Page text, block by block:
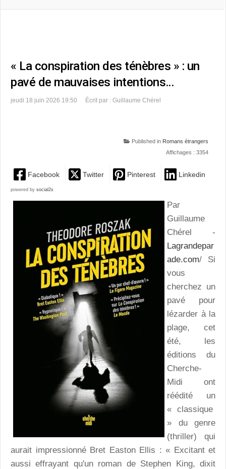
« La conspiration des ténèbres » : un
pavé de mauvaises intentions…
jeudi 18 juin 2026 19:50 Écrit par : Guillaume Chérel
Published in Romans étrangers
Affichages : 3354
Facebook Twitter Pinterest Linkedin
powered by social2s
Par
Guillaume
Chérel -
Lagrandepar
ade.com/ Si
vous
cherchez un
pavé pour
lézarder à la
plage, cet
été, les
éditions du
Cherche-
Midi ont
réédité un
« classique
» du genre
(thriller) qui
aurait impressionné Bret Easton Ellis : « Excitant et
aussi effrayant qu'un roman de Stephen King, dixit